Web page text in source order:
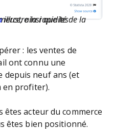
: les ventes de
ont connu une
depuis neuf ans (et
en profiter).
êtes acteur du commerce
êtes bien positionné.